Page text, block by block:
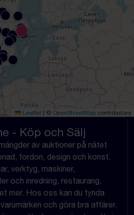
Leaflet | © OpenStreetMap contributors
- Köp och Sälj
av auktioner på nätet
fordon, design och konst,
verktyg, maskiner,
och inredning, restaurang,
mer. Hos oss kan du fynda
och göra bra affärer.